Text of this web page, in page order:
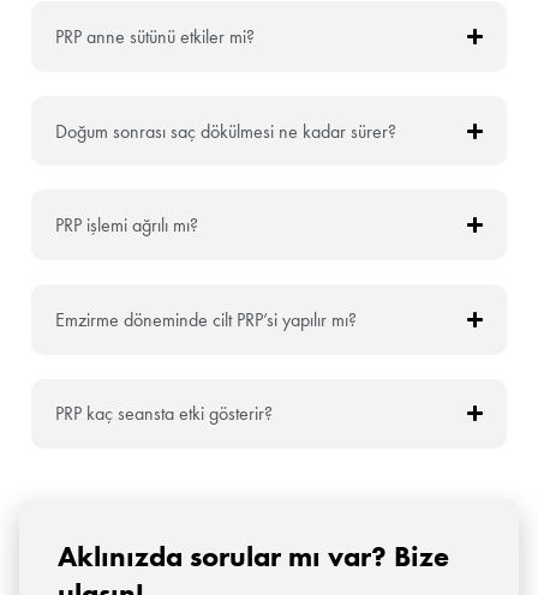
Aklınızda sorular mı var? Bize
PRP anne sütünü etkiler mi?
Doğum sonrası saç dökülmesi ne kadar sürer?
PRP işlemi ağrılı mı?
Emzirme döneminde cilt PRP’si yapılır mı?
PRP kaç seansta etki gösterir?